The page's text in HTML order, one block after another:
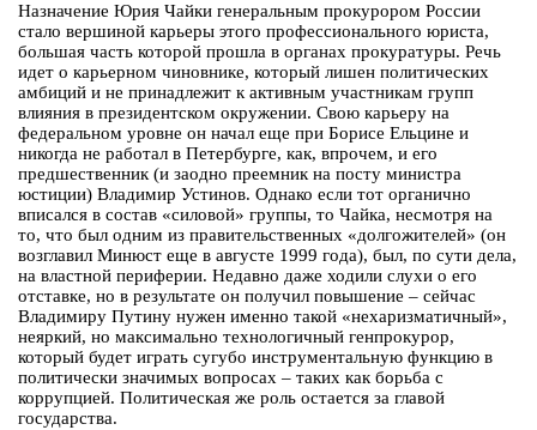
Назначение Юрия Чайки генеральным прокурором России
стало вершиной карьеры этого профессионального юриста,
большая часть которой прошла в органах прокуратуры. Речь
идет о карьерном чиновнике, который лишен политических
амбиций и не принадлежит к активным участникам групп
влияния в президентском окружении. Свою карьеру на
федеральном уровне он начал еще при Борисе Ельцине и
никогда не работал в Петербурге, как, впрочем, и его
предшественник (и заодно преемник на посту министра
юстиции) Владимир Устинов. Однако если тот органично
вписался в состав «силовой» группы, то Чайка, несмотря на
то, что был одним из правительственных «долгожителей» (он
возглавил Минюст еще в августе 1999 года), был, по сути дела,
на властной периферии. Недавно даже ходили слухи о его
отставке, но в результате он получил повышение – сейчас
Владимиру Путину нужен именно такой «нехаризматичный»,
неяркий, но максимально технологичный генпрокурор,
который будет играть сугубо инструментальную функцию в
политически значимых вопросах – таких как борьба с
коррупцией. Политическая же роль остается за главой
государства.